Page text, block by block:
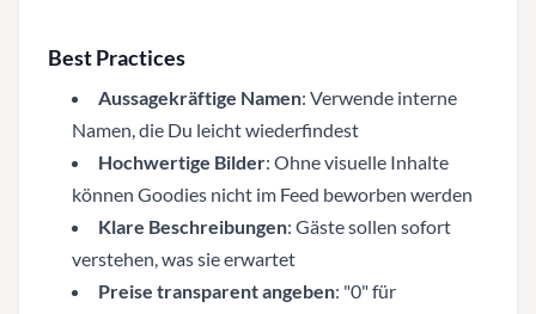
Best Practices
Aussagekräftige Namen: Verwende interne
Namen, die Du leicht wiederfindest
Hochwertige Bilder: Ohne visuelle Inhalte
können Goodies nicht im Feed beworben werden
Klare Beschreibungen: Gäste sollen sofort
verstehen, was sie erwartet
Preise transparent angeben: "0" für